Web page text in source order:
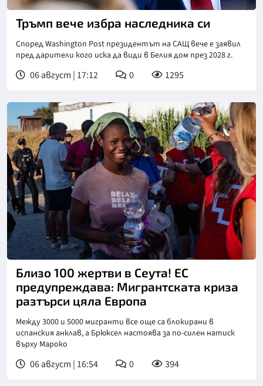
Тръмп вече избра наследника си
Според Washington Post президентът на САЩ вече е заявил
пред дарители кого иска да види в Белия дом през 2028 г.
06 август | 17:12 0 1295
Снимка: БТА
Близо 100 жертви в Сеута! ЕС
предупреждава: Мигрантската криза
разтърси цяла Европа
Между 3000 и 5000 мигранти все още са блокирани в
испанския анклав, а Брюксел настоява за по-силен натиск
върху Мароко
06 август | 16:54 0 394